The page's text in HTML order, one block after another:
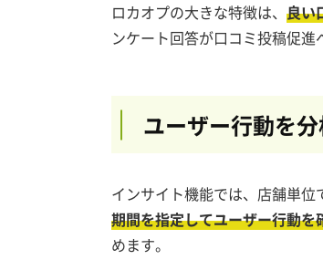
ロカオプの大きな特徴は、 良い
ンケート回答が口コミ投稿促進
ユーザー行動を
インサイト機能では、店舗単位
期間を指定してユーザー行動を
めます。